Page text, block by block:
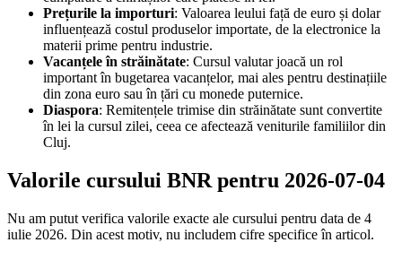
Prețurile la importuri: Valoarea leului față de euro și dolar
influențează costul produselor importate, de la electronice la
materii prime pentru industrie.
Vacanțele în străinătate: Cursul valutar joacă un rol
important în bugetarea vacanțelor, mai ales pentru destinațiile
din zona euro sau în țări cu monede puternice.
Diaspora: Remitențele trimise din străinătate sunt convertite
în lei la cursul zilei, ceea ce afectează veniturile familiilor din
Cluj.
Valorile cursului BNR pentru 2026-07-04
Nu am putut verifica valorile exacte ale cursului pentru data de 4
iulie 2026. Din acest motiv, nu includem cifre specifice în articol.